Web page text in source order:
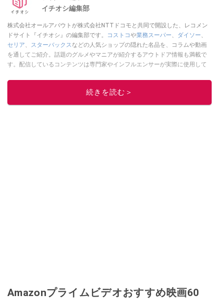
イチオシ編集部
株式会社オールアバウトが株式会社NTTドコモと共同で開設した、レコメン
ドサイト『イチオシ』の編集部です。
コストコや業務スーパー、 ダイソー、
セリア、 スターバックスなどの人気ショップの隠れた名品を、コラムや動画
を通してご紹介。話題のグルメやマニアが紹介するアウトドア情報も満載で
す。配信しているコンテンツは専門家やインフルエンサーが実際に使用して
ニュースでフォロー
続きを読む＞
Amazonプライムビデオおすすめ映画60